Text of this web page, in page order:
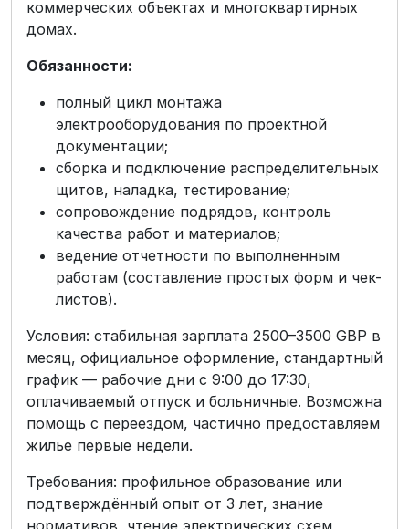
коммерческих объектах и многоквартирных
домах.
Обязанности:
полный цикл монтажа
электрооборудования по проектной
документации;
сборка и подключение распределительных
щитов, наладка, тестирование;
сопровождение подрядов, контроль
качества работ и материалов;
ведение отчетности по выполненным
работам (составление простых форм и чек-
листов).
Условия: стабильная зарплата 2500–3500 GBP в
месяц, официальное оформление, стандартный
график — рабочие дни с 9:00 до 17:30,
оплачиваемый отпуск и больничные. Возможна
помощь с переездом, частично предоставляем
жилье первые недели.
Требования: профильное образование или
подтверждённый опыт от 3 лет, знание
нормативов, чтение электрических схем,